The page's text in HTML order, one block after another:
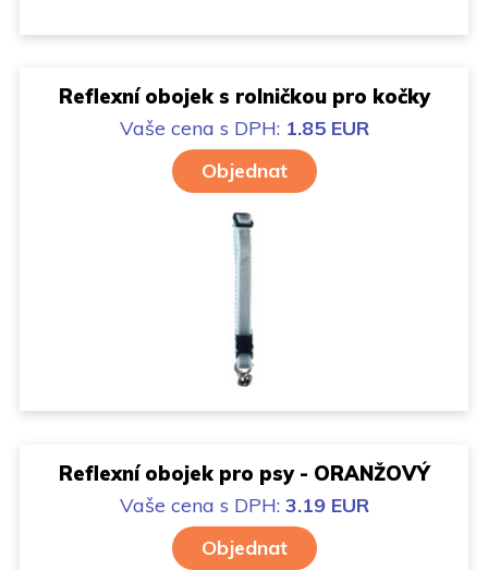
Reflexní obojek s rolničkou pro kočky
Vaše cena s DPH: 1.85 EUR
Objednat
Reflexní obojek pro psy - ORANŽOVÝ
Vaše cena s DPH: 3.19 EUR
Objednat